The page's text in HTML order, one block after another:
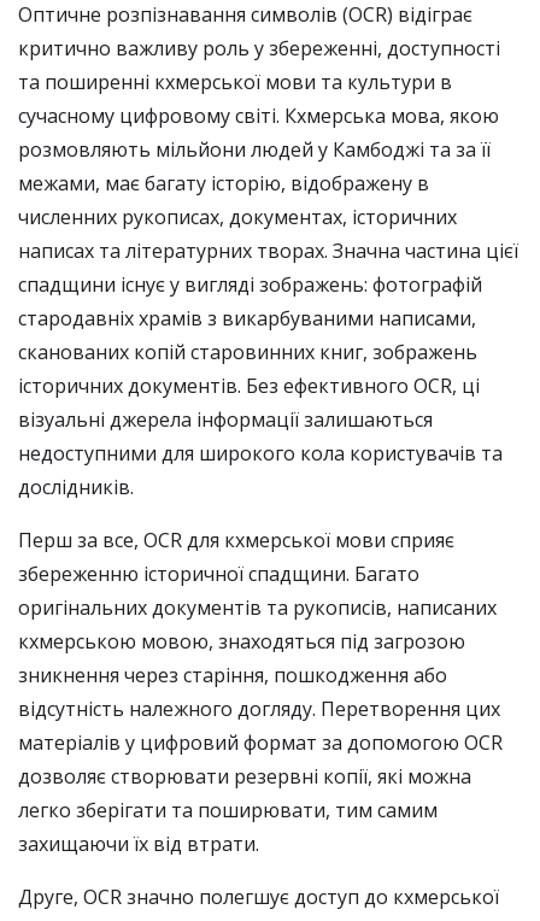
Оптичне розпізнавання символів (OCR) відіграє
критично важливу роль у збереженні, доступності
та поширенні кхмерської мови та культури в
сучасному цифровому світі. Кхмерська мова, якою
розмовляють мільйони людей у Камбоджі та за її
межами, має багату історію, відображену в
численних рукописах, документах, історичних
написах та літературних творах. Значна частина цієї
спадщини існує у вигляді зображень: фотографій
стародавніх храмів з викарбуваними написами,
сканованих копій старовинних книг, зображень
історичних документів. Без ефективного OCR, ці
візуальні джерела інформації залишаються
недоступними для широкого кола користувачів та
дослідників.
Перш за все, OCR для кхмерської мови сприяє
збереженню історичної спадщини. Багато
оригінальних документів та рукописів, написаних
кхмерською мовою, знаходяться під загрозою
зникнення через старіння, пошкодження або
відсутність належного догляду. Перетворення цих
матеріалів у цифровий формат за допомогою OCR
дозволяє створювати резервні копії, які можна
легко зберігати та поширювати, тим самим
захищаючи їх від втрати.
Друге, OCR значно полегшує доступ до кхмерської